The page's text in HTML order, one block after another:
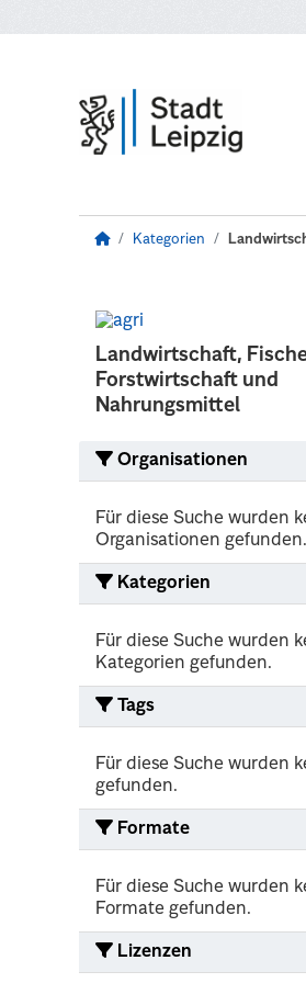
Kategorien
Landwirtschaft,
Forstwirtschaft und
Nahrungsmittel
Organisationen
Für diese Suche wurden
Organisationen gefunden.
Kategorien
Für diese Suche wurden
Kategorien gefunden.
Tags
Für diese Suche wurden
gefunden.
Formate
Für diese Suche wurden
Formate gefunden.
Lizenzen